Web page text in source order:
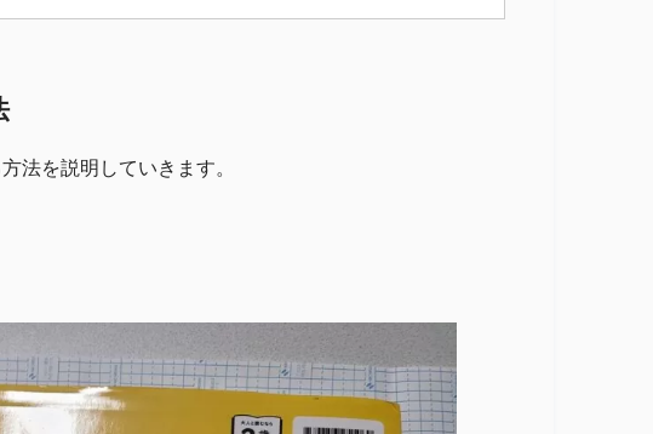
法を説明していきます。